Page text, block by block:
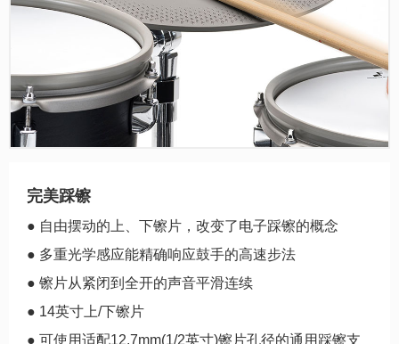
完美踩镲
● 自由摆动的上、下镲片，改变了电子踩镲的概念
● 多重光学感应能精确响应鼓手的高速步法
● 镲片从紧闭到全开的声音平滑连续
● 14英寸上/下镲片
● 可使用适配12.7mm(1/2英寸)镲片孔径的通用踩镲支